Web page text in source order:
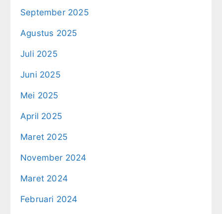
September 2025
Agustus 2025
Juli 2025
Juni 2025
Mei 2025
April 2025
Maret 2025
November 2024
Maret 2024
Februari 2024